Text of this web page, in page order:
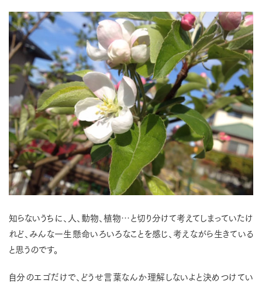
知らないうちに、人、動物、植物…と切り分けて考えてしまっていたけ
れど、みんな一生懸命いろいろなことを感じ、考えながら生きている
と思うのです。
自分のエゴだけで、どうせ言葉なんか理解しないよと決めつけてい